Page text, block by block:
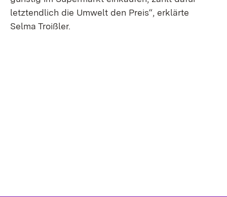
letztendlich die Umwelt den Preis“, erklärte
Selma Troißler.